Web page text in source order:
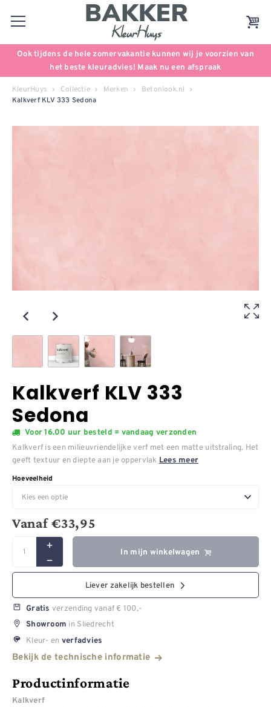
Ook tijdens de hele zomervakantie kunnen wij je voorzien van
het beste kleuradvies! Maak nu een afspraak
KleurHuys Collectie Merken Betonlook.nl
Kalkverf KLV 333 Sedona
Kalkverf KLV 333
Sedona
Voor 16.00 uur besteld = vandaag verzonden
Kalkverf is een milieuvriendelijke verf met een matte uitstraling. Het
geeft textuur en diepte aan je oppervlak Lees meer
Hoeveelheid
Vanaf€33,95
In mijn winkelwagen
Liever zakelijk bestellen
Gratis verzending vanaf € 100,-
Showroom in Sliedrecht
Kleur- en verfadvies
Bekijk de technische informatie
Productinformatie
Kalkverf